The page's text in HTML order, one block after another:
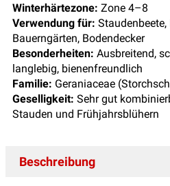
Winterhärtezone: Zone 4–8
Verwendung für:
Bauerngärten, Bodendecker
Besonderheiten: Ausbreitend,
langlebig, bienenfreundlich
Familie: Geraniaceae
Geselligkeit: Sehr gut
Stauden und Frühjahrsblühern
Beschreibung